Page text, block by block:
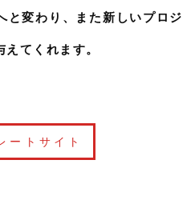
と変わり、また新しいプロジ
てくれます。
ートサイト